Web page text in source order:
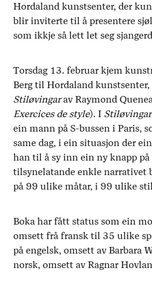
Hordaland kunstsenter, der
blir inviterte til å presentere
som ikkje så lett let seg
Torsdag 13. februar kjem
Berg til Hordaland kunstsenter,
Stiløvingarav Raymond
Exercices de style). I Stiløvingar
ein mann på S-bussen i Paris,
same dag, i ein situasjon der
han til å sy inn ein ny knapp
tilsynelatande enkle narrativet
på 99 ulike måtar, i 99 ulike
Boka har fått status som ein
omsett frå fransk til 35 ulike
på engelsk, omsett av Barbara
norsk, omsett av Ragnar